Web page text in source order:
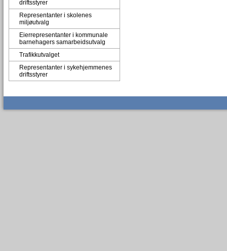
driftsstyrer
Representanter i skolenes
miljøutvalg
Eierrepresentanter i kommunale
barnehagers samarbeidsutvalg
Trafikkutvalget
Representanter i sykehjemmenes
driftsstyrer